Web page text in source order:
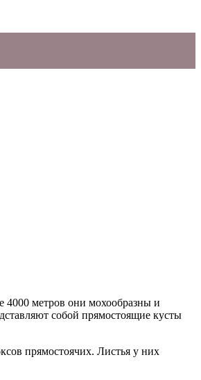
4000 метров они мохообразны и
собой прямостоящие кусты
прямостоячих. Листья у них